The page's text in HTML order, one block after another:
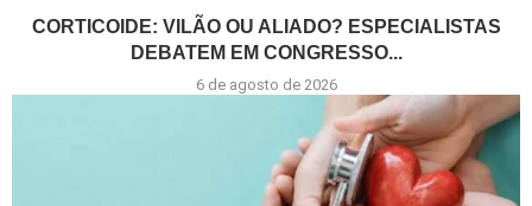
CORTICOIDE: VILÃO OU ALIADO? ESPECIALISTAS
DEBATEM EM CONGRESSO...
6 de agosto de 2026